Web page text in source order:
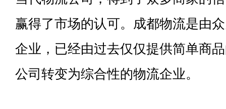
赢得了市场的认可。成都物流是由
企业，已经由过去仅仅提供简单商
公司转变为综合性的物流企业。